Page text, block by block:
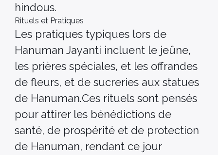
hindous.
Rituels et Pratiques
Les pratiques typiques lors de
Hanuman Jayanti incluent le jeûne,
les prières spéciales, et les offrandes
de fleurs, et de sucreries aux statues
de Hanuman.Ces rituels sont pensés
pour attirer les bénédictions de
santé, de prospérité et de protection
de Hanuman, rendant ce jour